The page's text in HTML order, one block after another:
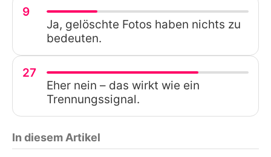
9
Ja, gelöschte Fotos haben nichts zu
bedeuten.
27
Eher nein – das wirkt wie ein
Trennungssignal.
In diesem Artikel